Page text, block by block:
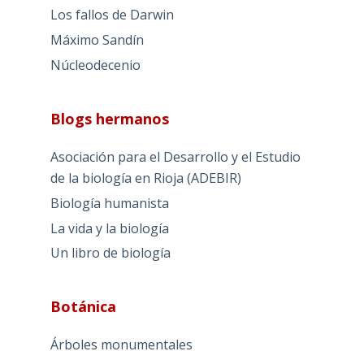
Los fallos de Darwin
Máximo Sandín
Núcleodecenio
Blogs hermanos
Asociación para el Desarrollo y el Estudio
de la biología en Rioja (ADEBIR)
Biología humanista
La vida y la biología
Un libro de biología
Botánica
Árboles monumentales